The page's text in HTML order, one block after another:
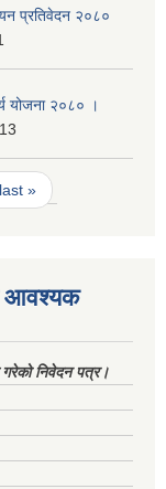
प्रतिवेदन २०८०
योजना २०८० ।
last »
आवश्यक
गरेको निवेदन पत्र।